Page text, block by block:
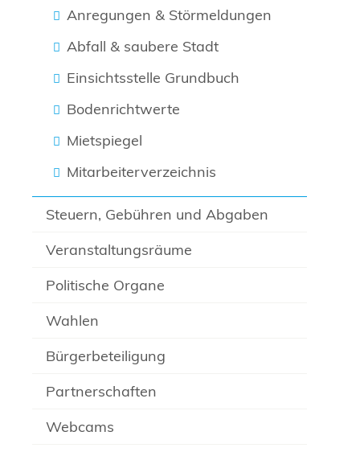
Anregungen & Störmeldungen
Abfall & saubere Stadt
Einsichtsstelle Grundbuch
Bodenrichtwerte
Mietspiegel
Mitarbeiterverzeichnis
Steuern, Gebühren und Abgaben
Veranstaltungsräume
Politische Organe
Wahlen
Bürgerbeteiligung
Partnerschaften
Webcams